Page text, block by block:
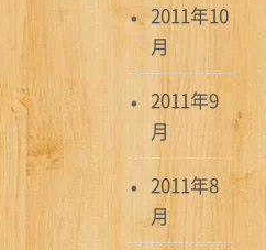
2011年10
月
2011年9
月
2011年8
月